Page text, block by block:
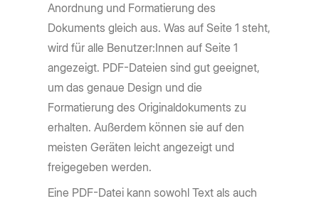
Anordnung und Formatierung des
Dokuments gleich aus. Was auf Seite 1 steht,
wird für alle Benutzer:Innen auf Seite 1
angezeigt. PDF-Dateien sind gut geeignet,
um das genaue Design und die
Formatierung des Originaldokuments zu
erhalten. Außerdem können sie auf den
meisten Geräten leicht angezeigt und
freigegeben werden.
Eine PDF-Datei kann sowohl Text als auch